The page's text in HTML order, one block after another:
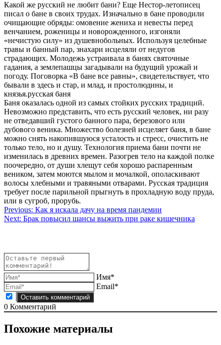
Какой же русский не любит бани? Еще Нестор-летописец
писал о бане в своих трудах. Изначально в бане проводили
очищающие обряды: омовение жениха и невесты перед
венчанием, роженицы и новорожденного, изгоняли
«нечистую силу» из душевнобольных. Используя целебные
травы и банный пар, знахари исцеляли от недугов
страдающих. Молодежь устраивала в банях святочные
гадания, а землепашцы загадывали на будущий урожай и
погоду. Поговорка «В бане все равны», свидетельствует, что
бывали в здесь и стар, и млад, и простолюдины, и
князья.русская баня
Баня оказалась одной из самых стойких русских традиций.
Невозможно представить, что есть русский человек, ни разу
не отведавший густого банного пара, березового или
дубового веника. Множество болезней исцеляет баня, в бане
можно снять накопившуюся усталость и стресс, очистить не
только тело, но и душу. Технология приема бани почти не
изменилась в древних времен. Разогрев тело на каждой полке
поочередно, от души хлещут себя хорошо распаренным
веником, затем моются мылом и мочалкой, ополаскивают
волосы хлебными и травяными отварами. Русская традиция
требует после парильной прыгнуть в прохладную воду пруда,
или в сугроб, прорубь.
Навигация
по
Previous: Как я искала дачу на время пандемии
Next: Брак повысил шансы выжить при раке кишечника
Имя*
Email*
0 Комментарий
Похожие материалы